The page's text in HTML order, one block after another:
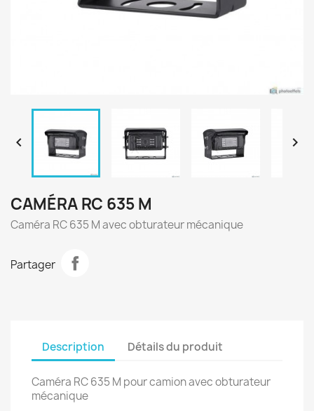
 
CAMÉRA RC 635 M
Caméra RC 635 M avec obturateur mécanique
Partager
Description Détails du produit
Caméra RC 635 M pour camion avec obturateur
mécanique